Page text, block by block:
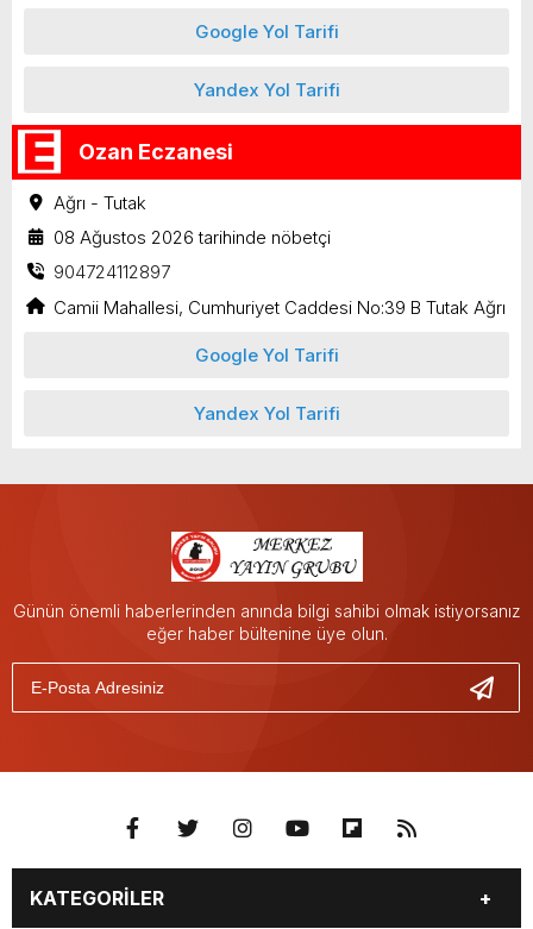
Google Yol Tarifi
Yandex Yol Tarifi
Ozan Eczanesi
Ağrı - Tutak
08 Ağustos 2026 tarihinde nöbetçi
904724112897
Camii Mahallesi, Cumhuriyet Caddesi No:39 B Tutak Ağrı
Google Yol Tarifi
Yandex Yol Tarifi
Günün önemli haberlerinden anında bilgi sahibi olmak istiyorsanız
eğer haber bültenine üye olun.
KATEGORİLER